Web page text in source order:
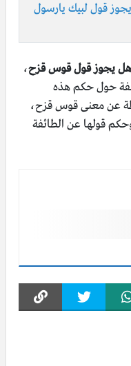
قول لبيك يارسول
هل يجوز قول قوس قزح،
حول حكم هذه
عن معنى قوس قزح،
قولها عن الطائفة